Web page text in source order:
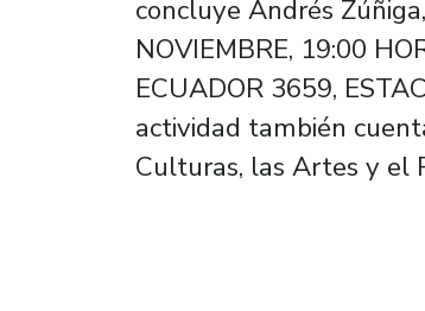
concluye Andrés
NOVIEMBRE, 19:00
ECUADOR 3659,
actividad también
Culturas, las Artes y el